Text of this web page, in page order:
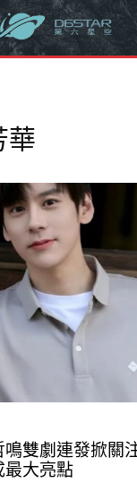
華
鳴雙劇連發掀
最大亮點